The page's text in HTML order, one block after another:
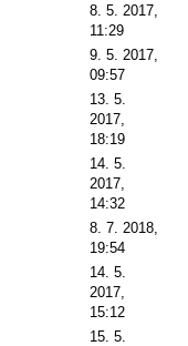
8. 5. 2017,
11:29
9. 5. 2017,
09:57
13. 5.
2017,
18:19
14. 5.
2017,
14:32
8. 7. 2018,
19:54
14. 5.
2017,
15:12
15. 5.